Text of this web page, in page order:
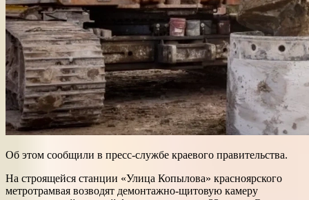
Об этом сообщили в пресс-службе краевого правительства.
На строящейся станции «Улица Копылова» красноярского
метротрамвая возводят демонтажно-щитовую камеру